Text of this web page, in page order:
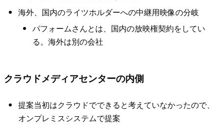
海外、国内のライツホルダーへの中継用映像の分岐
パフォームさんとは、国内の放映権契約をしてい
る。海外は別の会社
クラウドメディアセンターの内側
提案当初はクラウドでできると考えていなかったので、
オンプレミスシステムで提案